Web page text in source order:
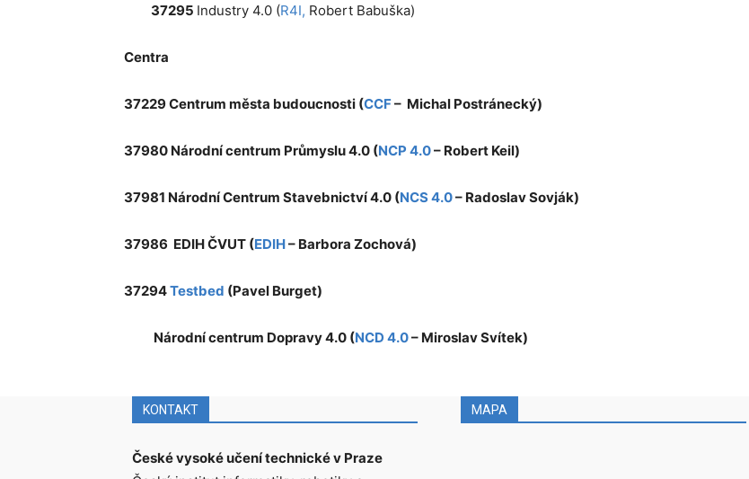
37295 Industry 4.0 (R4I, Robert Babuška)
Centra
37229 Centrum města budoucnosti (CCF– Michal Postránecký)
37980 Národní centrum Průmyslu 4.0 (NCP 4.0– Robert Keil)
37981 Národní Centrum Stavebnictví 4.0 (NCS 4.0– Radoslav Sovják)
37986 EDIH ČVUT (EDIH– Barbora Zochová)
37294Testbed (Pavel Burget)
Národní centrum Dopravy 4.0 (NCD 4.0– Miroslav Svítek)
KONTAKT
České vysoké učení technické v Praze
MAPA